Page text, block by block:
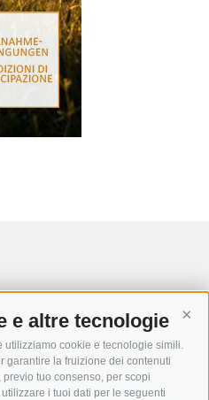
e altre tecnologie
utilizziamo cookie e tecnologie simili.
garantire la fruizione dei contenuti
tuo consenso, per scopi
i tuoi dati per le seguenti